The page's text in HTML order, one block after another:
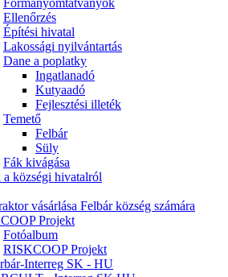
Formanyomtatványok
Ellenőrzés
Építési hivatal
Lakossági nyilvántartás
Dane a poplatky
Ingatlanadó
Kutyaadó
Fejlesztési illeték
Temető
Felbár
Süly
Fák kivágása
községi hivatalról
vásárlása Felbár község számára
Projekt
Fotóalbum
RISKCOOP Projekt
Interreg SK - HU